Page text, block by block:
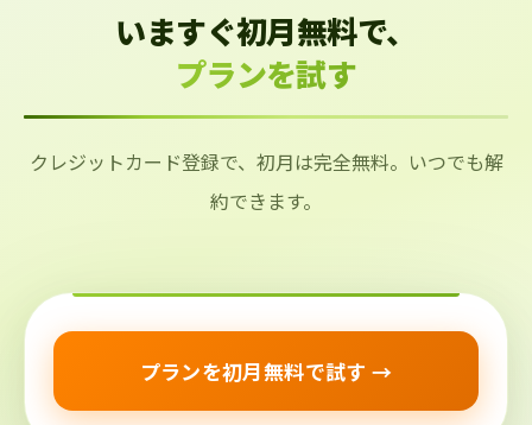
いますぐ初月無料で、
プランを試す
クレジットカード登録で、初月は完全無料。いつでも解
約できます。
プランを初月無料で試す →